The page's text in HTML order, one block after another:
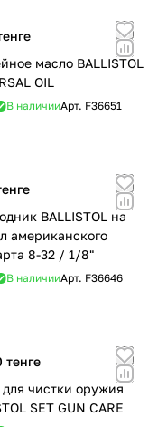
масло BALLISTOL
OIL
В наличииАрт. F36651
BALLISTOL на
американского
8-32 / 1/8"
В наличииАрт. F36646
тенге
чистки оружия
SET GUN CARE